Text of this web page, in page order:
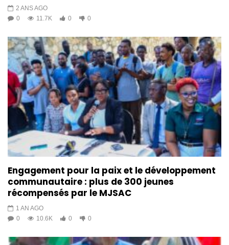
2 ANS AGO
0
11.7K 0 0
Engagement pour la paix et le développement
communautaire : plus de 300 jeunes
récompensés par le MJSAC
1 AN AGO
0
10.6K 0 0